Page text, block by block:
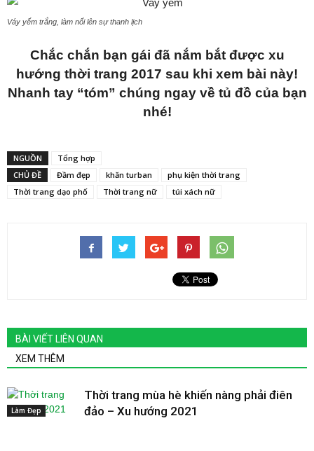
Váy yếm trắng, làm nổi lên sự thanh lịch
Chắc chắn bạn gái đã nắm bắt được xu
hướng thời trang 2017 sau khi xem bài này!
Nhanh tay “tóm” chúng ngay về tủ đồ của bạn
nhé!
NGUỒN
Tổng hợp
CHỦ ĐỀ
Đầm đẹp khăn turban
phụ kiện thời trang
Thời trang dạo phố
Thời trang nữ túi xách nữ
BÀI VIẾT LIÊN QUAN
XEM THÊM
Làm Đẹp
Thời trang mùa hè khiến nàng phải điên
đảo – Xu hướng 2021